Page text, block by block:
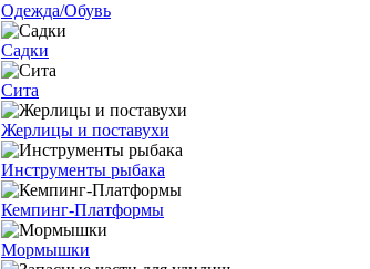
Одежда/Обувь
Садки
Сита
Жерлицы и поставухи
Инструменты рыбака
Кемпинг-Платформы
Мормышки